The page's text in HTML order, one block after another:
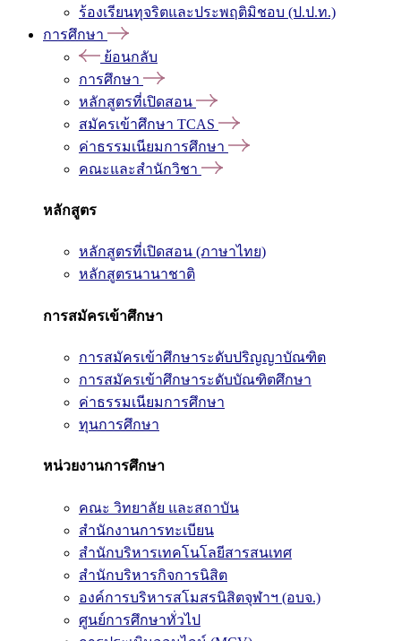
ร้องเรียนทุจริตและประพฤติมิชอบ (ป.ป.ท.)
การศึกษา
ย้อนกลับ
การศึกษา
หลักสูตรที่เปิดสอน
สมัครเข้าศึกษา TCAS
ค่าธรรมเนียมการศึกษา
คณะและสำนักวิชา
หลักสูตร
หลักสูตรที่เปิดสอน (ภาษาไทย)
หลักสูตรนานาชาติ
การสมัครเข้าศึกษา
การสมัครเข้าศึกษาระดับปริญญาบัณฑิต
การสมัครเข้าศึกษาระดับบัณฑิตศึกษา
ค่าธรรมเนียมการศึกษา
ทุนการศึกษา
หน่วยงานการศึกษา
คณะ วิทยาลัย และสถาบัน
สำนักงานการทะเบียน
สำนักบริหารเทคโนโลยีสารสนเทศ
สำนักบริหารกิจการนิสิต
องค์การบริหารสโมสรนิสิตจุฬาฯ (อบจ.)
ศูนย์การศึกษาทั่วไป